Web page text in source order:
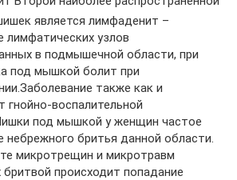
является лимфаденит –
лимфатических узлов
в подмышечной области, при
под мышкой болит при
также как и
гнойно-воспалительной
под мышкой у женщин частое
небрежного бритья данной области.
микротрещин и микротравм
происходит попадание